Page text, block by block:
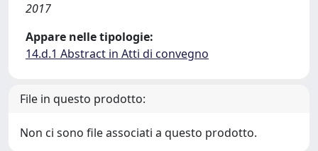
2017
Appare nelle tipologie:
14.d.1 Abstract in Atti di convegno
File in questo prodotto:
Non ci sono file associati a questo prodotto.